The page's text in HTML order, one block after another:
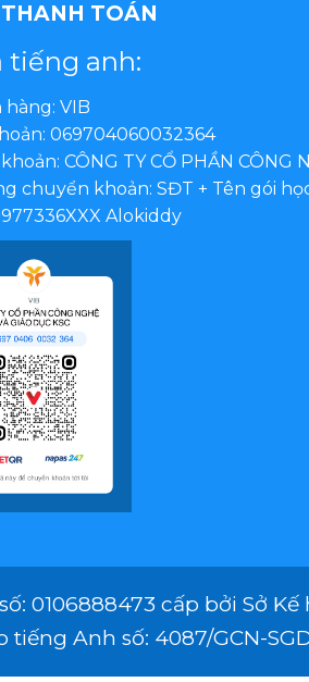
TOÁN
tiếng anh:
hàng: VIB
069704060032364
CÔNG TY CỔ PHẦN CÔNG
chuyển khoản: SĐT + Tên gói
Alokiddy
0106888473 cấp bởi Sở
tiếng Anh số: 4087/GCN-